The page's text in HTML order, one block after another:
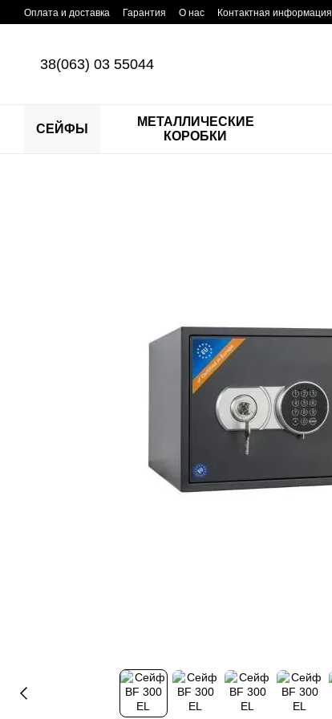
Перейти к основному контенту
Оплата и доставка Гарантия О нас Контактная информация
38(063) 03 55044
СЕЙФЫ
МЕТАЛЛИЧЕСКИЕ
КОРОБКИ